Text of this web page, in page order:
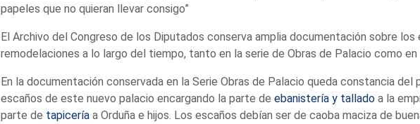
papeles que no quieran llevar consigo”
El Archivo del Congreso de los Diputados conserva amplia documentación sobre los
remodelaciones a lo largo del tiempo, tanto en la serie de Obras de Palacio como en
En la documentación conservada en la Serie Obras de Palacio queda constancia del
escaños de este nuevo palacio encargando la parte de ebanistería y talladoa la
parte de tapiceríaa Orduña e hijos. Los escaños debían ser de caoba maciza de